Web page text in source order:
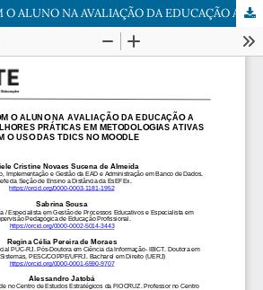
UM DIÁLOGO COM O ALUNO NA AVALIAÇÃO DA EDUCAÇÃO A DISTÂNCIA